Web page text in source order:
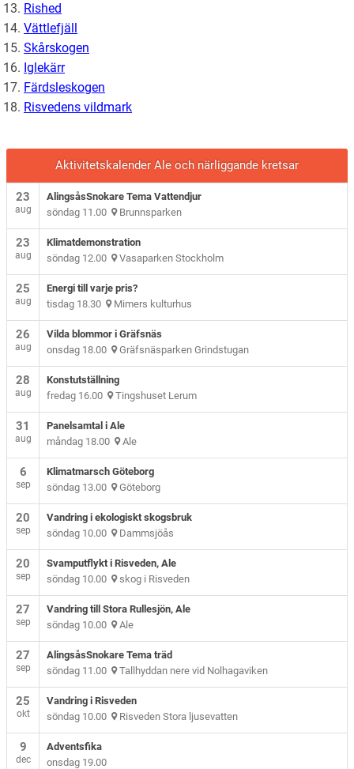
Rished
Vättlefjäll
Skårskogen
Iglekärr
Färdsleskogen
Risvedens vildmark
Aktivitetskalender Ale och närliggande kretsar
23
aug
AlingsåsSnokare Tema Vattendjur
söndag 11.00 Brunnsparken
23
aug
Klimatdemonstration
söndag 12.00 Vasaparken Stockholm
25
aug
Energi till varje pris?
tisdag 18.30 Mimers kulturhus
26
aug
Vilda blommor i Gräfsnäs
onsdag 18.00 Gräfsnäsparken Grindstugan
28
aug
Konstutställning
fredag 16.00 Tingshuset Lerum
31
aug
Panelsamtal i Ale
måndag 18.00 Ale
6
sep
Klimatmarsch Göteborg
söndag 13.00 Göteborg
20
sep
Vandring i ekologiskt skogsbruk
söndag 10.00 Dammsjöås
20
sep
Svamputflykt i Risveden, Ale
söndag 10.00 skog i Risveden
27
sep
Vandring till Stora Rullesjön, Ale
söndag 10.00 Ale
27
sep
AlingsåsSnokare Tema träd
söndag 11.00 Tallhyddan nere vid Nolhagaviken
25
okt
Vandring i Risveden
söndag 10.00 Risveden Stora ljusevatten
9
dec
Adventsfika
onsdag 19.00